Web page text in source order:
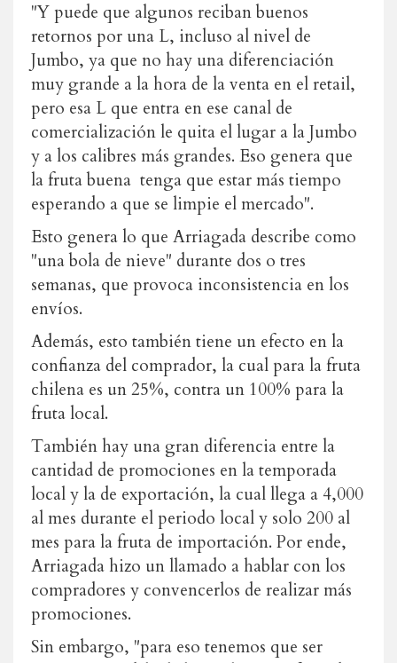
"Y puede que algunos reciban buenos
retornos por una L, incluso al nivel de
Jumbo, ya que no hay una diferenciación
muy grande a la hora de la venta en el retail,
pero esa L que entra en ese canal de
comercialización le quita el lugar a la Jumbo
y a los calibres más grandes. Eso genera que
la fruta buena tenga que estar más tiempo
esperando a que se limpie el mercado".
Esto genera lo que Arriagada describe como
"una bola de nieve" durante dos o tres
semanas, que provoca inconsistencia en los
envíos.
Además, esto también tiene un efecto en la
confianza del comprador, la cual para la fruta
chilena es un 25%, contra un 100% para la
fruta local.
También hay una gran diferencia entre la
cantidad de promociones en la temporada
local y la de exportación, la cual llega a 4,000
al mes durante el periodo local y solo 200 al
mes para la fruta de importación. Por ende,
Arriagada hizo un llamado a hablar con los
compradores y convencerlos de realizar más
promociones.
Sin embargo, "para eso tenemos que ser